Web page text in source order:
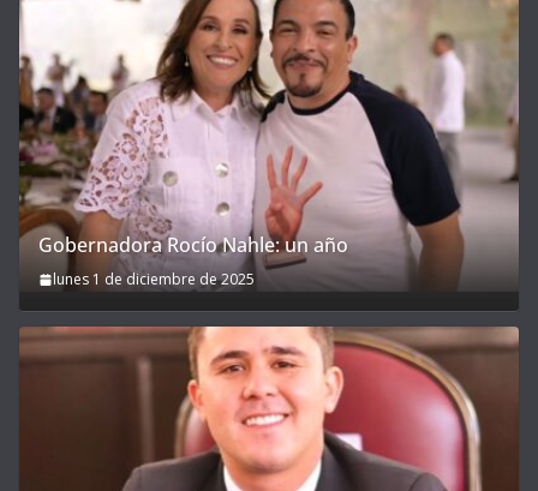
Gobernadora Rocío Nahle: un año
lunes 1 de diciembre de 2025